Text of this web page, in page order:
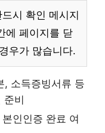
시 확인 메시지
에 페이지를 닫
우가 많습니다.
, 소득증빙서류 등
준비
인인증 완료 여